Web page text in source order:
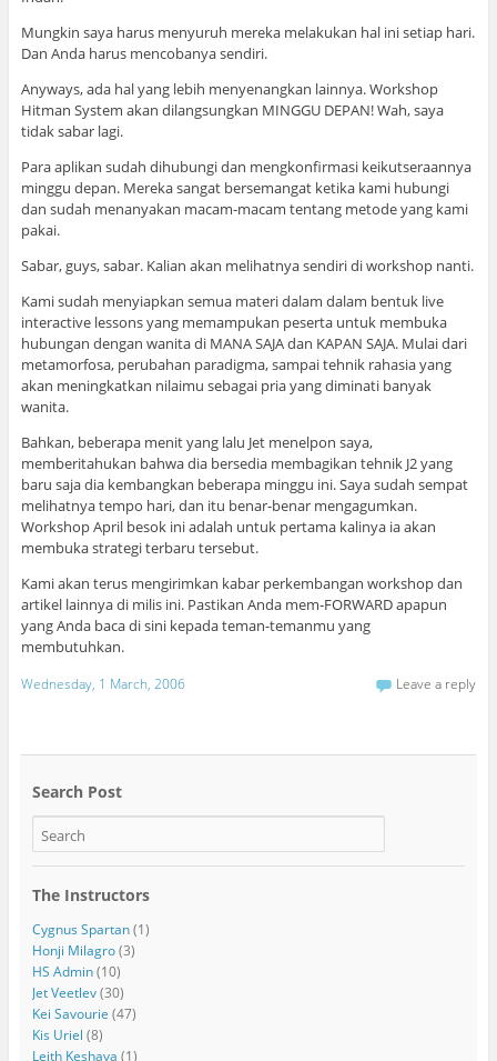
Mungkin saya harus menyuruh mereka melakukan hal ini setiap hari.
Dan Anda harus mencobanya sendiri.
Anyways, ada hal yang lebih menyenangkan lainnya. Workshop
Hitman System akan dilangsungkan MINGGU DEPAN! Wah, saya
tidak sabar lagi.
Para aplikan sudah dihubungi dan mengkonfirmasi keikutseraannya
minggu depan. Mereka sangat bersemangat ketika kami hubungi
dan sudah menanyakan macam-macam tentang metode yang kami
pakai.
Sabar, guys, sabar. Kalian akan melihatnya sendiri di workshop nanti.
Kami sudah menyiapkan semua materi dalam dalam bentuk live
interactive lessons yang memampukan peserta untuk membuka
hubungan dengan wanita di MANA SAJA dan KAPAN SAJA. Mulai dari
metamorfosa, perubahan paradigma, sampai tehnik rahasia yang
akan meningkatkan nilaimu sebagai pria yang diminati banyak
wanita.
Bahkan, beberapa menit yang lalu Jet menelpon saya,
memberitahukan bahwa dia bersedia membagikan tehnik J2 yang
baru saja dia kembangkan beberapa minggu ini. Saya sudah sempat
melihatnya tempo hari, dan itu benar-benar mengagumkan.
Workshop April besok ini adalah untuk pertama kalinya ia akan
membuka strategi terbaru tersebut.
Kami akan terus mengirimkan kabar perkembangan workshop dan
artikel lainnya di milis ini. Pastikan Anda mem-FORWARD apapun
yang Anda baca di sini kepada teman-temanmu yang
membutuhkan.
Wednesday, 1 March, 2006 Leave a reply
Search Post
The Instructors
Cygnus Spartan(1)
Honji Milagro(3)
HS Admin(10)
Jet Veetlev(30)
Kei Savourie (47)
Kis Uriel (8)
Leith Keshava (1)